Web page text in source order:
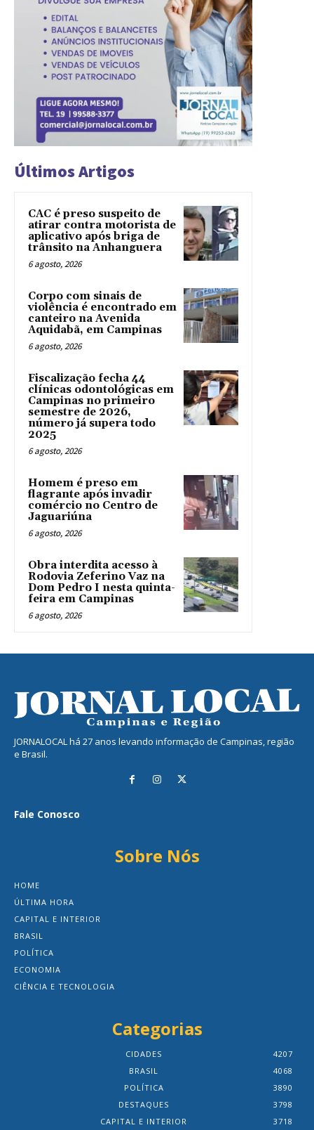
Últimos Artigos
CAC é preso suspeito de
atirar contra motorista de
aplicativo após briga de
trânsito na Anhanguera
6 agosto, 2026
Corpo com sinais de
violência é encontrado em
canteiro na Avenida
Aquidabã, em Campinas
6 agosto, 2026
Fiscalização fecha 44
clínicas odontológicas em
Campinas no primeiro
semestre de 2026,
número já supera todo
2025
6 agosto, 2026
Homem é preso em
flagrante após invadir
comércio no Centro de
Jaguariúna
6 agosto, 2026
Obra interdita acesso à
Rodovia Zeferino Vaz na
Dom Pedro I nesta quinta-
feira em Campinas
6 agosto, 2026
JORNALOCAL há 27 anos levando informação de Campinas, região
e Brasil.
Fale Conosco
Sobre Nós
HOME
ÚLTIMA HORA
CAPITAL E INTERIOR
BRASIL
POLÍTICA
ECONOMIA
CIÊNCIA E TECNOLOGIA
Categorias
CIDADES
4207
BRASIL
4068
POLÍTICA
3890
DESTAQUES
3798
CAPITAL E INTERIOR
3718